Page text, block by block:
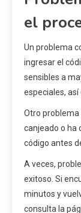
el
Un problema
ingresar el
sensibles a
especiales,
Otro problema
canjeado o ha
código antes
A veces,
exitoso. Si
minutos y
consulta la